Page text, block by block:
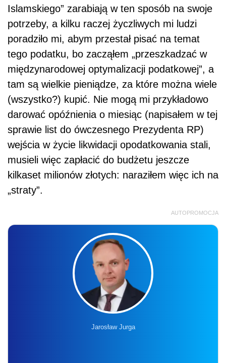
Islamskiego” zarabiają w ten sposób na swoje
potrzeby, a kilku raczej życzliwych mi ludzi
poradziło mi, abym przestał pisać na temat
tego podatku, bo zacząłem „przeszkadzać w
międzynarodowej optymalizacji podatkowej”, a
tam są wielkie pieniądze, za które można wiele
(wszystko?) kupić. Nie mogą mi przykładowo
darować opóźnienia o miesiąc (napisałem w tej
sprawie list do ówczesnego Prezydenta RP)
wejścia w życie likwidacji opodatkowania stali,
musieli więc zapłacić do budżetu jeszcze
kilkaset milionów złotych: naraziłem więc ich na
„straty”.
AUTOPROMOCJA
Jarosław Jurga